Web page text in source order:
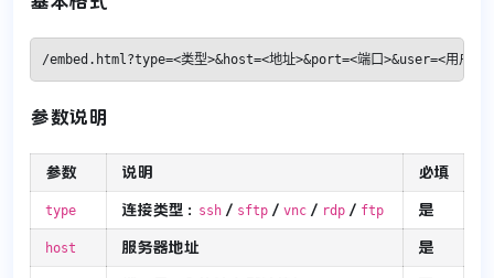
/embed.html?type=<类型>&host=<地址>&port=<端口>&user=<用户名
参数说明
参数 说明 必填
type 连接类型： ssh / sftp / vnc / rdp / ftp 是
host 服务器地址 是